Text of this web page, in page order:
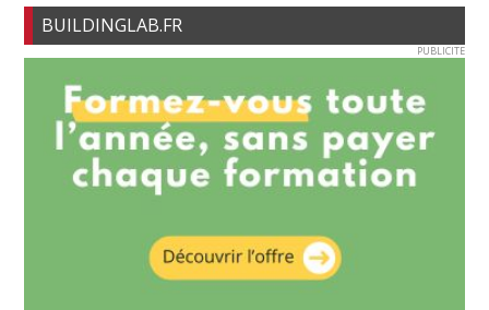
BUILDINGLAB.FR
PUBLICITE